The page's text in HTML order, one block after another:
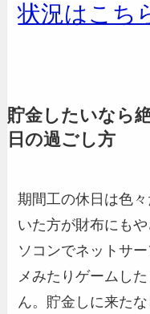
状況はこち
貯金したいなら
日の過ごし方
期間工の休日は色
いた方が財布にも
ソコンでネットサ
メみたりゲームし
ん。貯金しに来た